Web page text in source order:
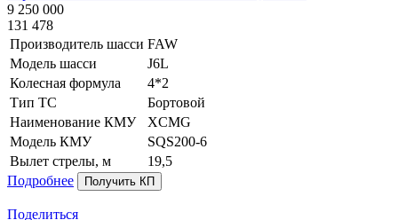
9 250 000
131 478
Производитель шасси FAW
Модель шасси
J6L
Колесная формула
4*2
Тип ТС
Бортовой
Наименование КМУ
XCMG
Модель КМУ
SQS200-6
Вылет стрелы, м
19,5
Подробнее
Получить КП
Поделиться